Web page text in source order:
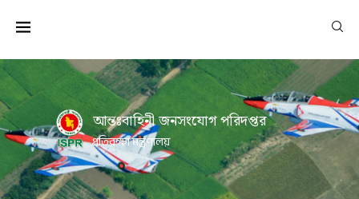
আন্তঃবাহিনী জনসংযোগ পরিদপ্তর
প্রতিরক্ষা মন্ত্রণালয়